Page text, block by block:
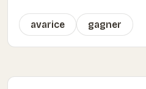
avarice gagner